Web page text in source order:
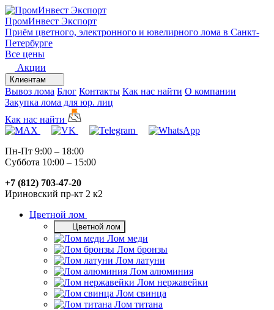
ПромИнвест Экспорт
Приём цветного, электронного и ювелирного лома в Санкт-
Петербурге
Все цены
Акции
Клиентам
Вывоз лома Блог Контакты Как нас найти О компании
Закупка лома для юр. лиц
Как нас найти
Пн-Пт 9:00 – 18:00
Суббота 10:00 – 15:00
+7 (812) 703-47-20
Ириновский пр-кт 2 к2
Цветной лом
Цветной лом
Лом меди
Лом бронзы
Лом латуни
Лом алюминия
Лом нержавейки
Лом свинца
Лом титана